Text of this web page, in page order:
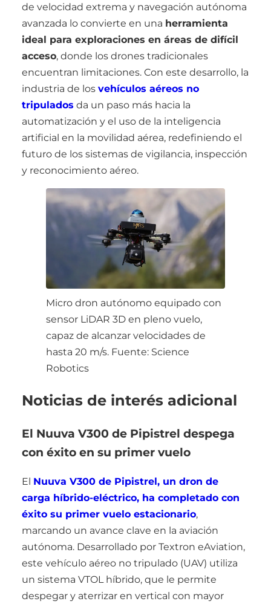
de velocidad extrema y navegación autónoma
avanzada lo convierte en una herramienta
ideal para exploraciones en áreas de difícil
acceso, donde los drones tradicionales
encuentran limitaciones. Con este desarrollo, la
industria de los vehículos aéreos no
tripulados da un paso más hacia la
automatización y el uso de la inteligencia
artificial en la movilidad aérea, redefiniendo el
futuro de los sistemas de vigilancia, inspección
y reconocimiento aéreo.
Micro dron autónomo equipado con
sensor LiDAR 3D en pleno vuelo,
capaz de alcanzar velocidades de
hasta 20 m/s. Fuente: Science
Robotics
Noticias de interés adicional
El Nuuva V300 de Pipistrel despega
con éxito en su primer vuelo
El Nuuva V300 de Pipistrel, un dron de
carga híbrido-eléctrico, ha completado con
éxito su primer vuelo estacionario,
marcando un avance clave en la aviación
autónoma. Desarrollado por Textron eAviation,
este vehículo aéreo no tripulado (UAV) utiliza
un sistema VTOL híbrido, que le permite
despegar y aterrizar en vertical con mayor